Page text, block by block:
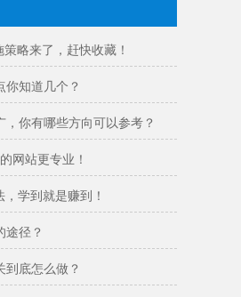
略来了，赶快收藏！
你知道几个？
你有哪些方向可以参考？
网站更专业！
学到就是赚到！
途径？
到底怎么做？